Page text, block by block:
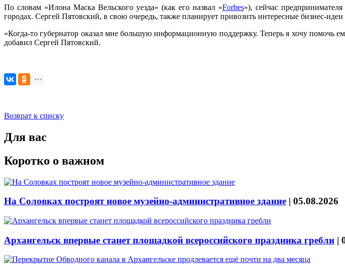
По словам «Илона Маска Вельского уезда» (как его назвал «Forbes»), сейчас
городах. Сергей Пятовский, в свою очередь, также планирует привозить интересные бизнес-
«Когда-то губернатор оказал мне большую информационную поддержку. Теперь я хочу помочь
добавил Сергей Пятовский.
Возврат к списку
Для вас
Коротко о важном
На Соловках построят новое музейно-административное здание | 05.08.2026
Архангельск впервые станет площадкой всероссийского праздника гребли |